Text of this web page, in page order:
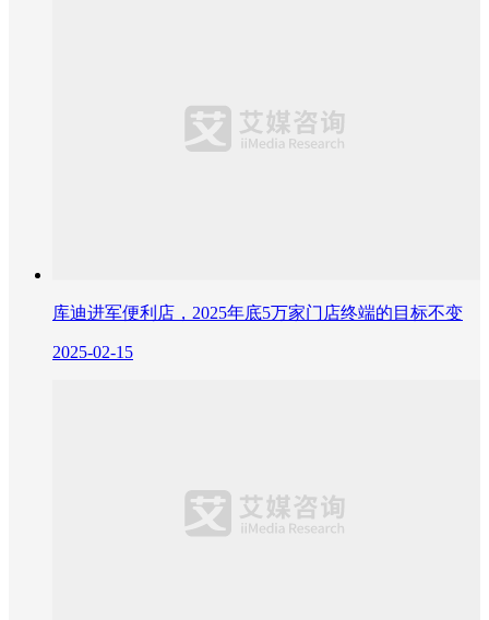
库迪进军便利店，2025年底5万家门店终端的目标不变
2025-02-15